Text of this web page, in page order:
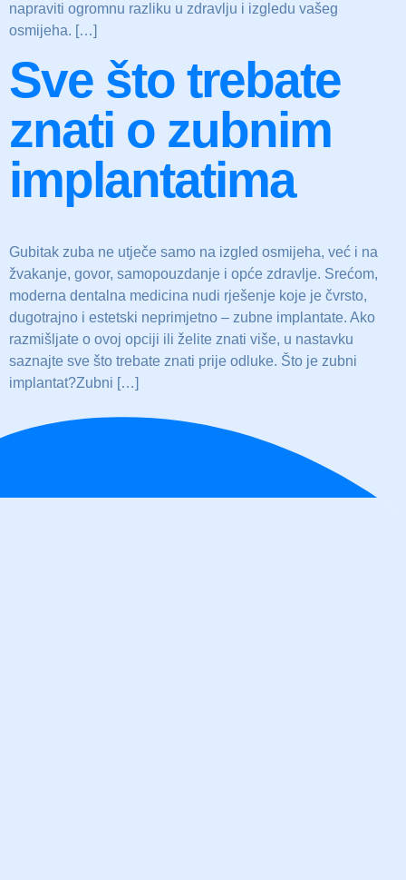
napraviti ogromnu razliku u zdravlju i izgledu vašeg
osmijeha. […]
Sve što trebate
znati o zubnim
implantatima
Gubitak zuba ne utječe samo na izgled osmijeha, već i na
žvakanje, govor, samopouzdanje i opće zdravlje. Srećom,
moderna dentalna medicina nudi rješenje koje je čvrsto,
dugotrajno i estetski neprimjetno – zubne implantate. Ako
razmišljate o ovoj opciji ili želite znati više, u nastavku
saznajte sve što trebate znati prije odluke. Što je zubni
implantat?Zubni […]